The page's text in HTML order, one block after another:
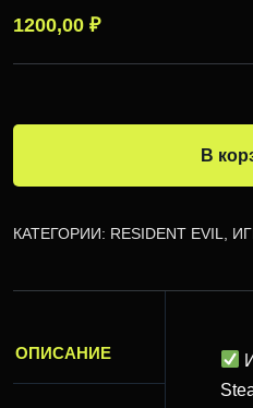
1200,00 ₽
В
КАТЕГОРИИ: RESIDENT EVIL
ОПИСАНИЕ